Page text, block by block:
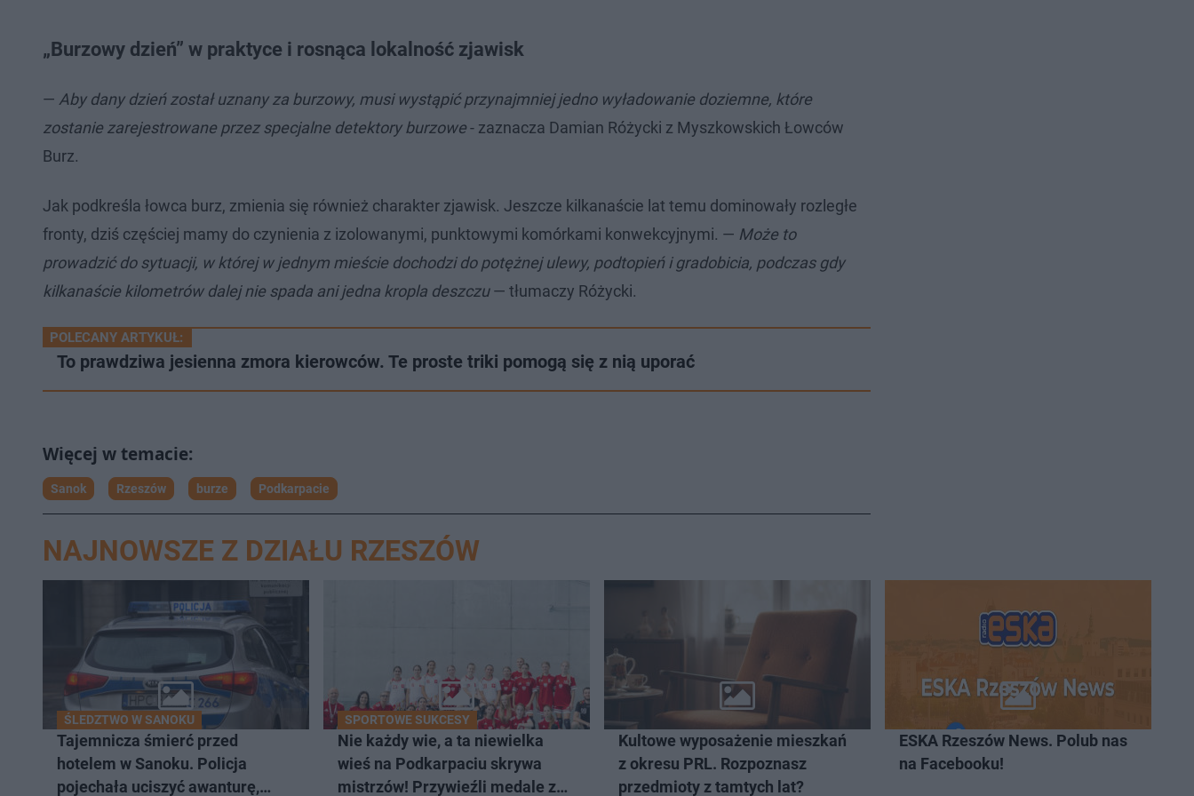
„Burzowy dzień” w praktyce i rosnąca lokalność zjawisk
— Aby dany dzień został uznany za burzowy, musi wystąpić przynajmniej jedno wyładowanie doziemne, które
zostanie zarejestrowane przez specjalne detektory burzowe- zaznacza Damian Różycki z Myszkowskich Łowców
Burz.
Jak podkreśla łowca burz, zmienia się również charakter zjawisk. Jeszcze kilkanaście lat temu dominowały rozległe
fronty, dziś częściej mamy do czynienia z izolowanymi, punktowymi komórkami konwekcyjnymi. — Może to
prowadzić do sytuacji, w której w jednym mieście dochodzi do potężnej ulewy, podtopień i gradobicia, podczas gdy
kilkanaście kilometrów dalej nie spada ani jedna kropla deszczu— tłumaczy Różycki.
POLECANY ARTYKUŁ:
To prawdziwa jesienna zmora kierowców. Te proste triki pomogą się z nią uporać
Sanok Rzeszów burze Podkarpacie
NAJNOWSZE Z DZIAŁU RZESZÓW
ŚLEDZTWO W SANOKU
Tajemnicza śmierć przed
hotelem w Sanoku. Policja
pojechała uciszyć awanturę,
SPORTOWE SUKCESY
Nie każdy wie, a ta niewielka
wieś na Podkarpaciu skrywa
mistrzów! Przywieźli medale z
Kultowe wyposażenie mieszkań
z okresu PRL. Rozpoznasz
przedmioty z tamtych lat?
ESKA Rzeszów News. Polub nas
na Facebooku!